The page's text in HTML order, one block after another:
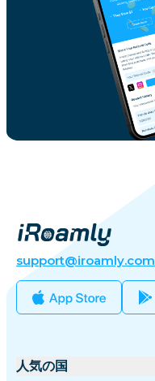
support@iroamly.com
人気の国